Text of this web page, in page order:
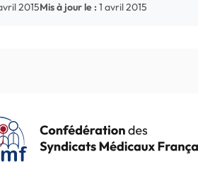
2015Mis à jour le : 1 avril 2015